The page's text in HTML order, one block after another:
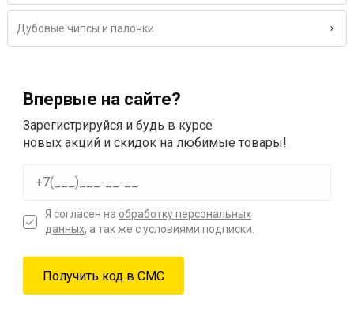
Дубовые чипсы и палочки
Впервые на сайте?
Зарегистрируйся и будь в курсе
новых акций и скидок на любимые товары!
Я согласен на обработку персональных
данных, а так же с условиями подписки.